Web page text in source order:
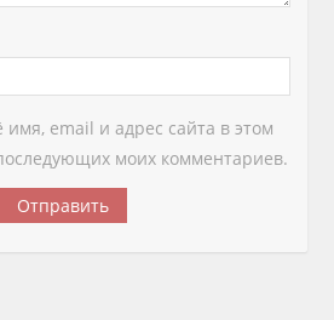
имя, email и адрес сайта в этом
моих комментариев.